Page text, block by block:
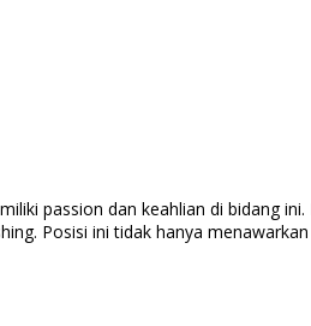
passion dan keahlian di bidang
Posisi ini tidak hanya